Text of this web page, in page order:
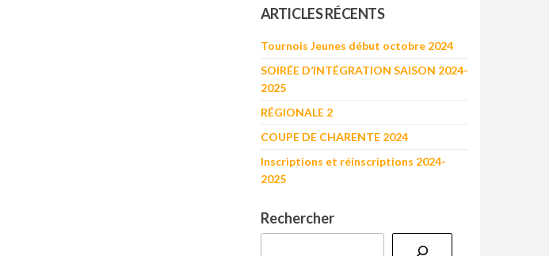
+
ARTICLES RÉCENTS
Tournois Jeunes début octobre 2024
SOIRÉE D’INTÉGRATION SAISON 2024-
2025
RÉGIONALE 2
COUPE DE CHARENTE 2024
Inscriptions et réinscriptions 2024-
2025
Rechercher